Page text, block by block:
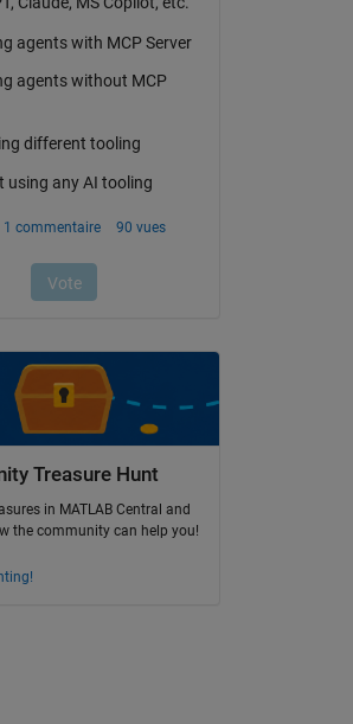
Treasure Hunt
in MATLAB Central and
the community can help you!